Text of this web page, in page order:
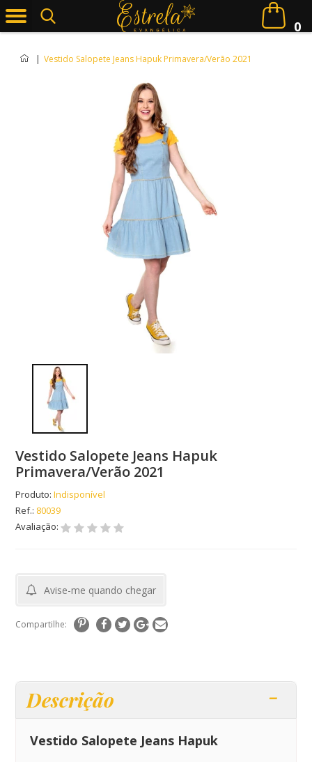
0
| Vestido Salopete Jeans Hapuk Primavera/Verão 2021
Vestido Salopete Jeans Hapuk
Primavera/Verão 2021
Produto: Indisponível
Ref.: 80039
Avaliação:
Avise-me quando chegar
Compartilhe:
Descrição
Vestido Salopete Jeans Hapuk